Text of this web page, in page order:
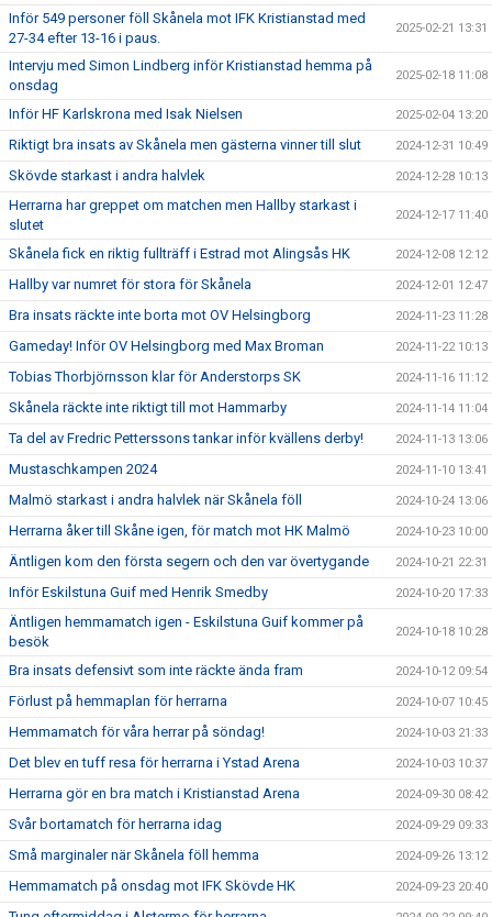
Inför 549 personer föll Skånela mot IFK Kristianstad med
27-34 efter 13-16 i paus.
2025-02-21 13:31
Intervju med Simon Lindberg inför Kristianstad hemma på
onsdag
2025-02-18 11:08
Inför HF Karlskrona med Isak Nielsen 2025-02-04 13:20
Riktigt bra insats av Skånela men gästerna vinner till slut 2024-12-31 10:49
Skövde starkast i andra halvlek 2024-12-28 10:13
Herrarna har greppet om matchen men Hallby starkast i
slutet
2024-12-17 11:40
Skånela fick en riktig fullträff i Estrad mot Alingsås HK 2024-12-08 12:12
Hallby var numret för stora för Skånela 2024-12-01 12:47
Bra insats räckte inte borta mot OV Helsingborg 2024-11-23 11:28
Gameday! Inför OV Helsingborg med Max Broman 2024-11-22 10:13
Tobias Thorbjörnsson klar för Anderstorps SK 2024-11-16 11:12
Skånela räckte inte riktigt till mot Hammarby 2024-11-14 11:04
Ta del av Fredric Petterssons tankar inför kvällens derby! 2024-11-13 13:06
Mustaschkampen 2024 2024-11-10 13:41
Malmö starkast i andra halvlek när Skånela föll 2024-10-24 13:06
Herrarna åker till Skåne igen, för match mot HK Malmö 2024-10-23 10:00
Äntligen kom den första segern och den var övertygande 2024-10-21 22:31
Inför Eskilstuna Guif med Henrik Smedby 2024-10-20 17:33
Äntligen hemmamatch igen - Eskilstuna Guif kommer på
besök
2024-10-18 10:28
Bra insats defensivt som inte räckte ända fram 2024-10-12 09:54
Förlust på hemmaplan för herrarna 2024-10-07 10:45
Hemmamatch för våra herrar på söndag! 2024-10-03 21:33
Det blev en tuff resa för herrarna i Ystad Arena 2024-10-03 10:37
Herrarna gör en bra match i Kristianstad Arena 2024-09-30 08:42
Svår bortamatch för herrarna idag 2024-09-29 09:33
Små marginaler när Skånela föll hemma 2024-09-26 13:12
Hemmamatch på onsdag mot IFK Skövde HK 2024-09-23 20:40